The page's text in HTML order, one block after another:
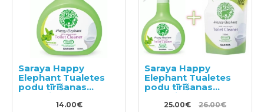
Saraya Happy
Elephant Tualetes
podu tīrīšanas
līdzeklis 400ml
14.00€
Saraya Happy
Elephant Tualetes
podu tīrīšanas
līdzeklis 400ml +
pildviela 350ml
25.00€ 26.00€